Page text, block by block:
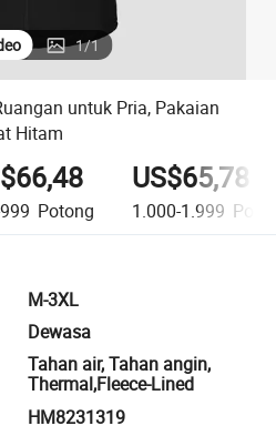
1/1
untuk Pria, Pakaian
Hitam
Potong
US$65,78
1.000-1.999
M-3XL
Dewasa
Tahan air, Tahan angin,
Thermal,Fleece-Lined
HM8231319